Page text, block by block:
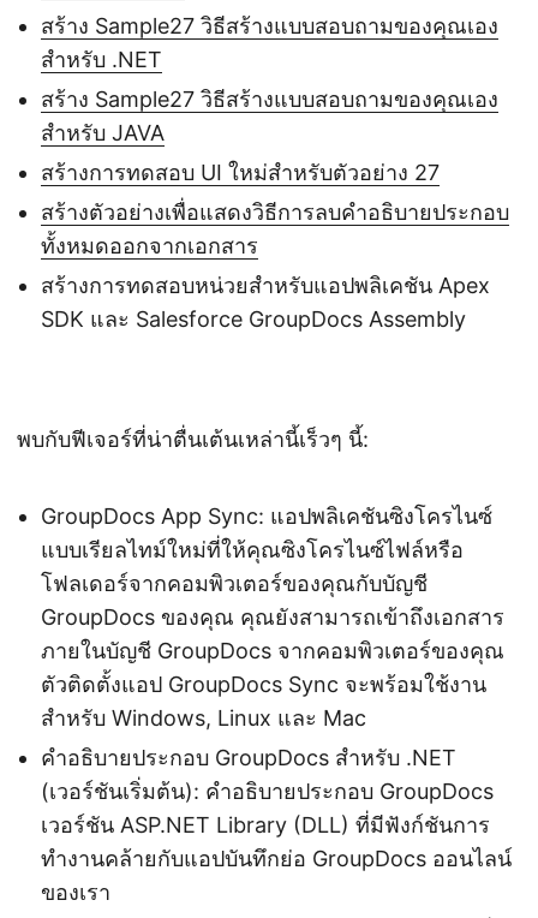
สร้าง Sample27 วิธีสร้างแบบสอบถามของคุณเอง
สำหรับ .NET
สร้าง Sample27 วิธีสร้างแบบสอบถามของคุณเอง
สำหรับ JAVA
สร้างการทดสอบ UI ใหม่สำหรับตัวอย่าง 27
สร้างตัวอย่างเพื่อแสดงวิธีการลบคำอธิบายประกอบ
ทั้งหมดออกจากเอกสาร
สร้างการทดสอบหน่วยสำหรับแอปพลิเคชัน Apex
SDK และ Salesforce GroupDocs Assembly
พบกับฟีเจอร์ที่น่าตื่นเต้นเหล่านี้เร็วๆ นี้:
GroupDocs App Sync: แอปพลิเคชันซิงโครไนซ์
แบบเรียลไทม์ใหม่ที่ให้คุณซิงโครไนซ์ไฟล์หรือ
โฟลเดอร์จากคอมพิวเตอร์ของคุณกับบัญชี
GroupDocs ของคุณ คุณยังสามารถเข้าถึงเอกสาร
ภายในบัญชี GroupDocs จากคอมพิวเตอร์ของคุณ
ตัวติดตั้งแอป GroupDocs Sync จะพร้อมใช้งาน
สำหรับ Windows, Linux และ Mac
คำอธิบายประกอบ GroupDocs สำหรับ .NET
(เวอร์ชันเริ่มต้น): คำอธิบายประกอบ GroupDocs
เวอร์ชัน ASP.NET Library (DLL) ที่มีฟังก์ชันการ
ทำงานคล้ายกับแอปบันทึกย่อ GroupDocs ออนไลน์
ของเรา